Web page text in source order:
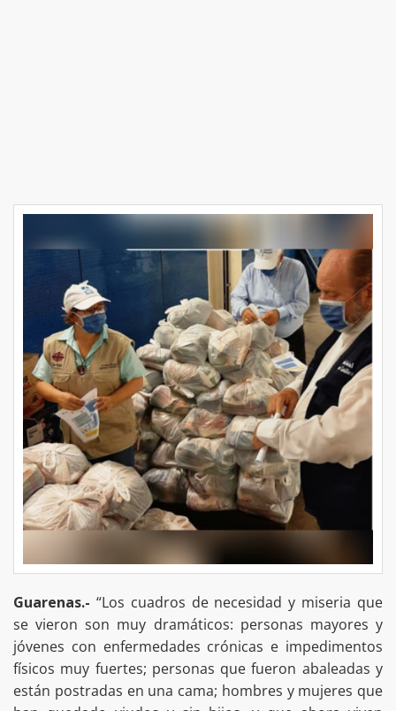
Guarenas.- “Los cuadros de necesidad y miseria que
se vieron son muy dramáticos: personas mayores y
jóvenes con enfermedades crónicas e impedimentos
físicos muy fuertes; personas que fueron abaleadas y
están postradas en una cama; hombres y mujeres que